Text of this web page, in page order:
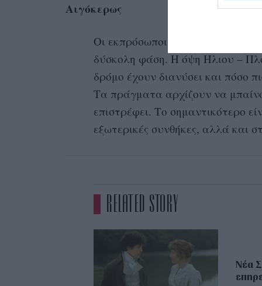
Αιγόκερως
Οι εκπρόσωποι αυτού του ζωδίου
δύσκολη φάση. Η όψη Ήλιου –
δρόμο έχουν διανύσει και πόσο
Τα πράγματα αρχίζουν να
επιστρέφει. Το σημαντικότερο
εξωτερικές συνθήκες, αλλά και
RELATED STORY
Νέα